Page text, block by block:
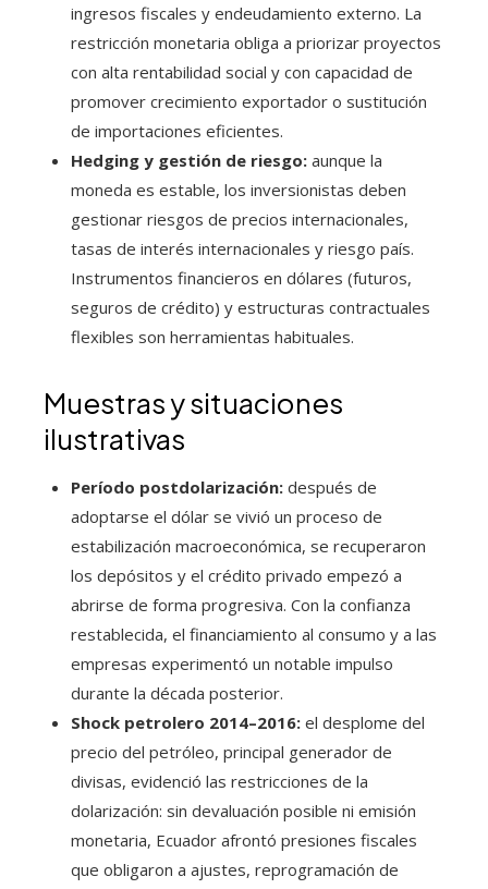
ingresos fiscales y endeudamiento externo. La
restricción monetaria obliga a priorizar proyectos
con alta rentabilidad social y con capacidad de
promover crecimiento exportador o sustitución
de importaciones eficientes.
Hedging y gestión de riesgo: aunque la
moneda es estable, los inversionistas deben
gestionar riesgos de precios internacionales,
tasas de interés internacionales y riesgo país.
Instrumentos financieros en dólares (futuros,
seguros de crédito) y estructuras contractuales
flexibles son herramientas habituales.
Muestras y situaciones
ilustrativas
Período postdolarización: después de
adoptarse el dólar se vivió un proceso de
estabilización macroeconómica, se recuperaron
los depósitos y el crédito privado empezó a
abrirse de forma progresiva. Con la confianza
restablecida, el financiamiento al consumo y a las
empresas experimentó un notable impulso
durante la década posterior.
Shock petrolero 2014–2016: el desplome del
precio del petróleo, principal generador de
divisas, evidenció las restricciones de la
dolarización: sin devaluación posible ni emisión
monetaria, Ecuador afrontó presiones fiscales
que obligaron a ajustes, reprogramación de